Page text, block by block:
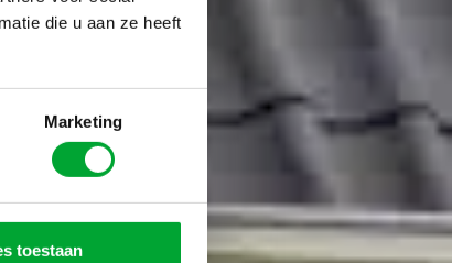
die u aan ze heeft
Marketing
toestaan